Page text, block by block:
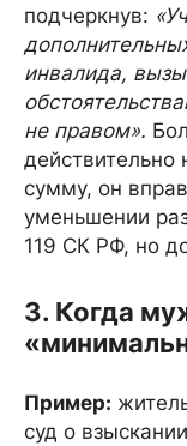
подчеркнув:
инвалида,
не правом».
действительно
сумму, он
уменьшении
119 СК РФ, но
3. Когда
Пример:
суд о